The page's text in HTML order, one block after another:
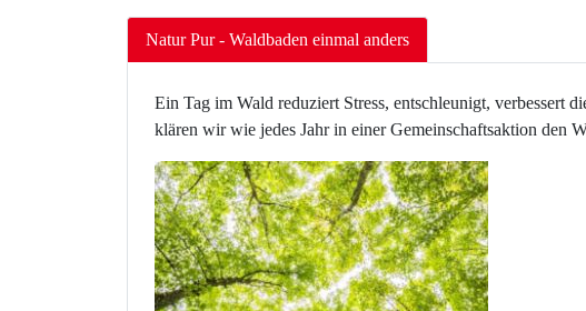
Natur Pur - Waldbaden einmal anders
Ein Tag im Wald reduziert Stress, entschleunigt, verbessert
klären wir wie jedes Jahr in einer Gemeinschaftsaktion den